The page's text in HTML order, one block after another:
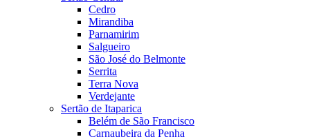
Cedro
Mirandiba
Parnamirim
Salgueiro
São José do Belmonte
Serrita
Terra Nova
Verdejante
Sertão de Itaparica
Belém de São Francisco
Carnaubeira da Penha